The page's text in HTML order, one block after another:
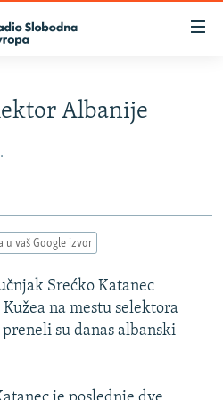
Albanije
u vaš Google izvor
Srećko Katanec
na mestu selektora
su danas albanski